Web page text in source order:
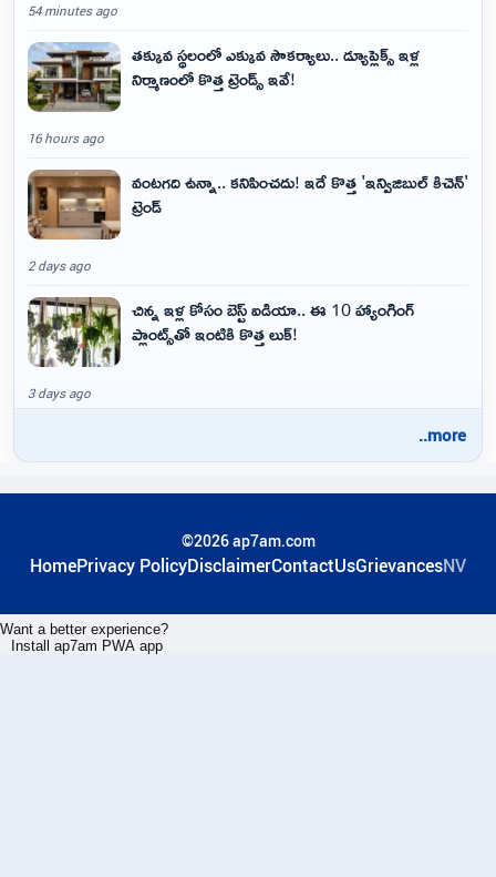
54 minutes ago
తక్కువ స్థలంలో ఎక్కువ సౌకర్యాలు.. డ్యూప్లెక్స్ ఇళ్ల
నిర్మాణంలో కొత్త ట్రెండ్స్ ఇవే!
16 hours ago
వంటగది ఉన్నా.. కనిపించదు! ఇదే కొత్త 'ఇన్విజిబుల్ కిచెన్'
ట్రెండ్
2 days ago
చిన్న ఇళ్ల కోసం బెస్ట్ ఐడియా.. ఈ 10 హ్యాంగింగ్
ప్లాంట్స్‌తో ఇంటికి కొత్త లుక్!
3 days ago
..more
©2026 ap7am.com
HomePrivacy PolicyDisclaimerContactUsGrievancesNV
Want a better experience?
Install ap7am PWA app